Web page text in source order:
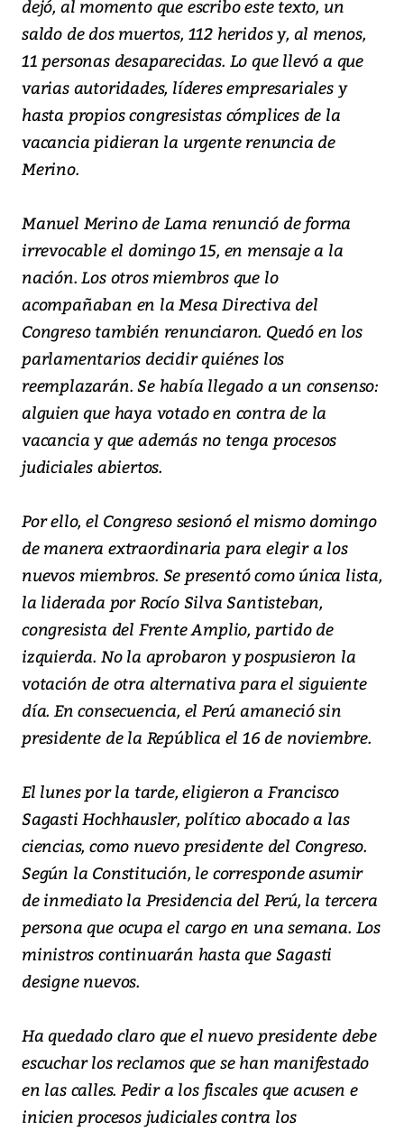
dejó, al momento que escribo este texto, un
saldo de dos muertos, 112 heridos y, al menos,
11 personas desaparecidas. Lo que llevó a que
varias autoridades, líderes empresariales y
hasta propios congresistas cómplices de la
vacancia pidieran la urgente renuncia de
Merino.
Manuel Merino de Lama renunció de forma
irrevocable el domingo 15, en mensaje a la
nación. Los otros miembros que lo
acompañaban en la Mesa Directiva del
Congreso también renunciaron. Quedó en los
parlamentarios decidir quiénes los
reemplazarán. Se había llegado a un consenso:
alguien que haya votado en contra de la
vacancia y que además no tenga procesos
judiciales abiertos.
Por ello, el Congreso sesionó el mismo domingo
de manera extraordinaria para elegir a los
nuevos miembros. Se presentó como única lista,
la liderada por Rocío Silva Santisteban,
congresista del Frente Amplio, partido de
izquierda. No la aprobaron y pospusieron la
votación de otra alternativa para el siguiente
día. En consecuencia, el Perú amaneció sin
presidente de la República el 16 de noviembre.
El lunes por la tarde, eligieron a Francisco
Sagasti Hochhausler, político abocado a las
ciencias, como nuevo presidente del Congreso.
Según la Constitución, le corresponde asumir
de inmediato la Presidencia del Perú, la tercera
persona que ocupa el cargo en una semana. Los
ministros continuarán hasta que Sagasti
designe nuevos.
Ha quedado claro que el nuevo presidente debe
escuchar los reclamos que se han manifestado
en las calles. Pedir a los fiscales que acusen e
inicien procesos judiciales contra los